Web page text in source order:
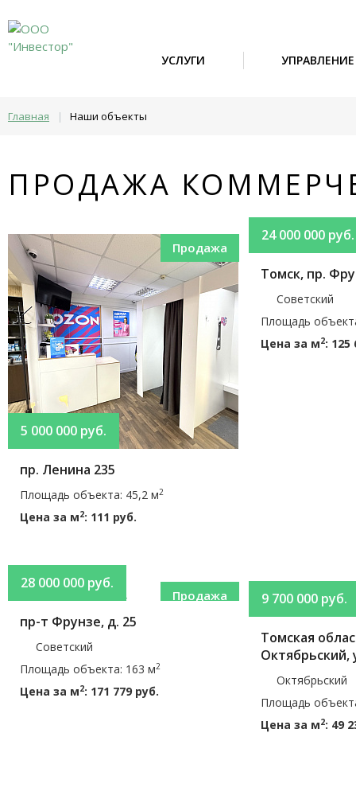
УСЛУГИ
Главная Наши объекты
ПРОДАЖА
Продажа
5 000 000 руб.
пр. Ленина 235
Площадь объекта: 45,2 м2
Цена за м2: 111 руб.
24 000 000 руб.
Томск, пр.
Советский
Площадь
Цена за м2: 125
Продажа
28 000 000 руб.
пр-т Фрунзе, д. 25
Советский
Площадь объекта: 163 м2
Цена за м2: 171 779 руб.
9 700 000 руб.
Томская
Октябрьский,
Октябрьский
Площадь
Цена за м2: 49